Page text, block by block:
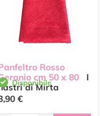
Rosso
cm 50 x 80
I
di Mirta
Disponibile
€